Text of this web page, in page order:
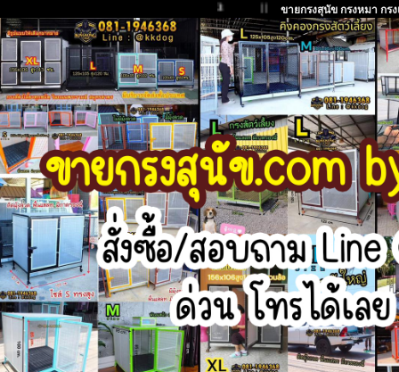
| | | ขายกรงสุนัข กรงหมา กร